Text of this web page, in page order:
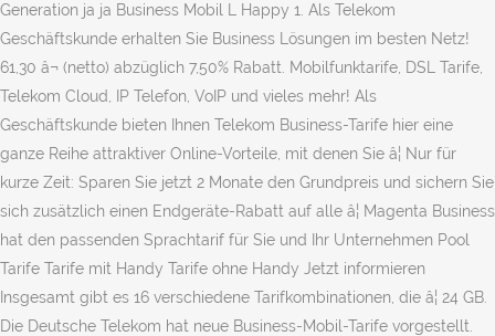
Generation ja ja Business Mobil L Happy 1. Als Telekom
Geschäftskunde erhalten Sie Business Lösungen im besten Netz!
61,30 â¬ (netto) abzüglich 7,50% Rabatt. Mobilfunktarife, DSL Tarife,
Telekom Cloud, IP Telefon, VoIP und vieles mehr! Als
Geschäftskunde bieten Ihnen Telekom Business-Tarife hier eine
ganze Reihe attraktiver Online-Vorteile, mit denen Sie â¦ Nur für
kurze Zeit: Sparen Sie jetzt 2 Monate den Grundpreis und sichern Sie
sich zusätzlich einen Endgeräte-Rabatt auf alle â¦ Magenta Business
hat den passenden Sprachtarif für Sie und Ihr Unternehmen Pool
Tarife Tarife mit Handy Tarife ohne Handy Jetzt informieren
Insgesamt gibt es 16 verschiedene Tarifkombinationen, die â¦ 24 GB.
Die Deutsche Telekom hat neue Business-Mobil-Tarife vorgestellt.